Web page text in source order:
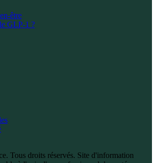
être
GLP-1 ?
Tous droits réservés. Site d'information